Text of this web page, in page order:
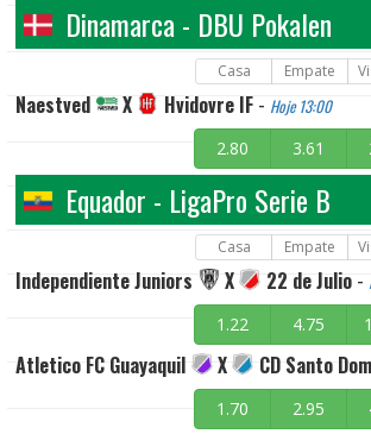
Dinamarca - DBU Pokalen
Casa Empate
Naestved X Hvidovre IF - Hoje 13:00
2.80 3.61
Equador - LigaPro Serie B
Casa Empate
Independiente Juniors X 22 de Julio -
1.22 4.75
Atletico FC Guayaquil X CD Santo
1.70 2.95